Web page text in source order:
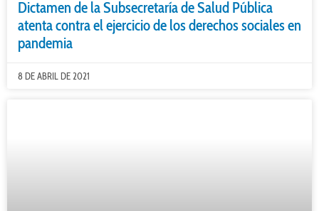
Dictamen de la Subsecretaría de Salud Pública
atenta contra el ejercicio de los derechos sociales en
pandemia
8 DE ABRIL DE 2021